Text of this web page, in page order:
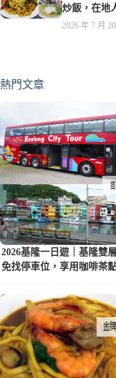
炒飯，在地
2026 年 7 月
熱門文章
2026基隆一日遊｜基隆雙
免找停車位，享用咖啡茶